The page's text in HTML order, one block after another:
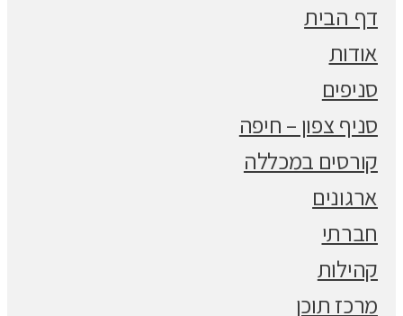
דף הבית
אודות
סניפים
סניף צפון – חיפה
קורסים במכללה
ארגונים
חברתי
קהילות
מרכז תוכן